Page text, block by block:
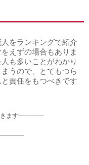
をランキングで紹介
えずの場合もありま
も多いことがわかり
うので、とてもつら
責任をもつべきです
ます-----------------